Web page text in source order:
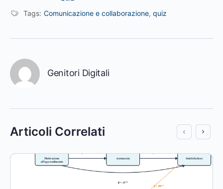
Tags: Comunicazione e collaborazione, quiz
Genitori Digitali
Articoli Correlati